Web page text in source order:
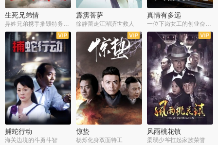
生死兄弟情
异姓兄弟携手摧毁特务阴谋
霹雳菩萨
徐静蕾走江湖济世救人
真情有多远
一位下岗女工的创业奋斗史
全22集
捕蛇行动
海关边境的斗勇斗智
全39集
惊蛰
杨烁化身双面特工
全36集
风雨桃花镇
柔弱少爷扛起家族荣誉